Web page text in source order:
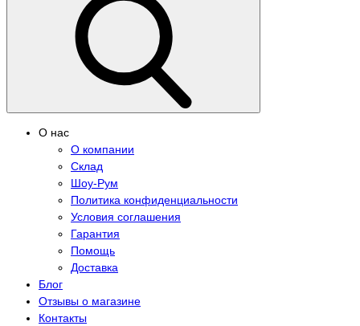
О нас
О компании
Склад
Шоу-Рум
Политика конфиденциальности
Условия соглашения
Гарантия
Помощь
Доставка
Блог
Отзывы о магазине
Контакты